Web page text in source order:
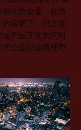
先的企业，在市
背景下，仍面临
产品开发的同时
企业以全新视野